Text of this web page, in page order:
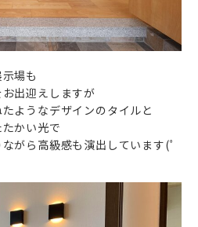
場も
出迎えしますが
ようなデザインのタイルと
かい光で
がら高級感も演出しています(ﾟ